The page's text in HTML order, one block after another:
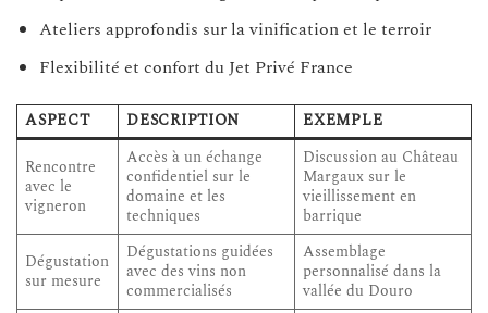
Ateliers approfondis sur la vinification et le terroir
Flexibilité et confort du Jet Privé France
ASPECT DESCRIPTION
EXEMPLE
Rencontre
avec le
vigneron
Accès à un échange
confidentiel sur le
domaine et les
techniques
Discussion au Château
Margaux sur le
vieillissement en
barrique
Dégustation
sur mesure
Dégustations guidées
avec des vins non
commercialisés
Assemblage
personnalisé dans la
vallée du Douro